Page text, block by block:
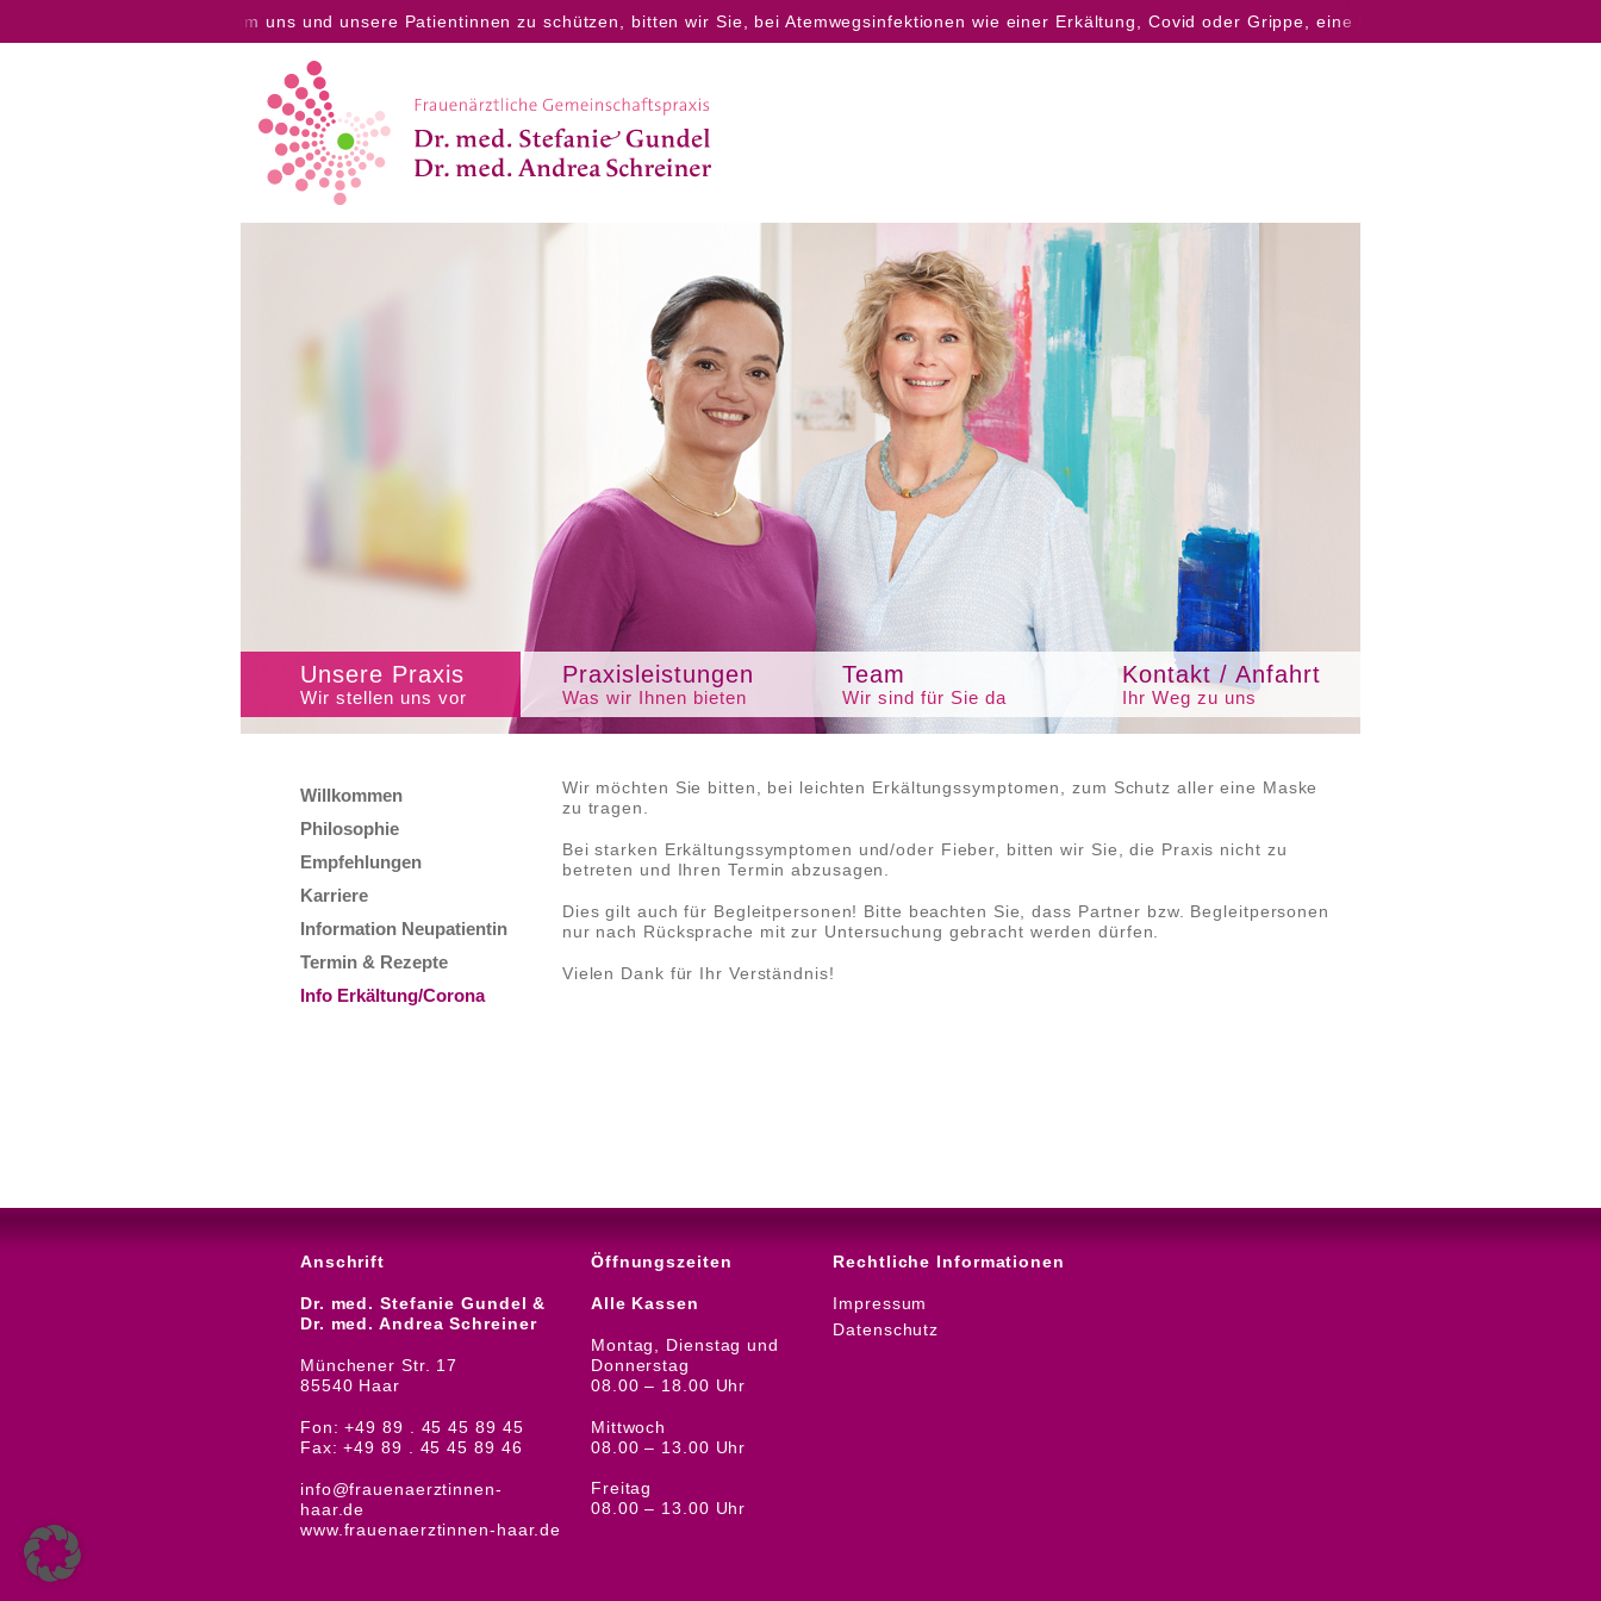
++ Liebe Patientinnen, um uns und unsere Patientinnen zu schützen, bitten wir Sie, bei Atemwegsinfektionen wie einer Erkältung, Covid oder Grippe, eine FFP2-Maske in der Praxis zu
Unsere Praxis
Wir stellen uns vor
Praxisleistungen
Was wir Ihnen bieten
Team
Wir sind für Sie da
Kontakt / Anfahrt
Ihr Weg zu uns
Willkommen
Philosophie
Empfehlungen
Karriere
Information Neupatientin
Termin & Rezepte
Info Erkältung/Corona
Wir möchten Sie bitten, bei leichten Erkältungssymptomen, zum Schutz aller eine Maske
zu tragen.
Bei starken Erkältungssymptomen und/oder Fieber, bitten wir Sie, die Praxis nicht zu
betreten und Ihren Termin abzusagen.
Dies gilt auch für Begleitpersonen! Bitte beachten Sie, dass Partner bzw. Begleitpersonen
nur nach Rücksprache mit zur Untersuchung gebracht werden dürfen.
Vielen Dank für Ihr Verständnis!
Anschrift
Dr. med. Stefanie Gundel &
Dr. med. Andrea Schreiner
Münchener Str. 17
85540 Haar
Fon: +49 89 . 45 45 89 45
Fax: +49 89 . 45 45 89 46
info@frauenaerztinnen-
haar.de
www.frauenaerztinnen-haar.de
Öffnungszeiten
Alle Kassen
Montag, Dienstag und
Donnerstag
08.00 – 18.00 Uhr
Mittwoch
08.00 – 13.00 Uhr
Freitag
08.00 – 13.00 Uhr
Rechtliche Informationen
Impressum
Datenschutz